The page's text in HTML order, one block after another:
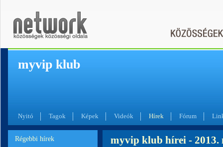
myvip klub
Nyitó Tagok Képek Videók Hírek Fórum
Régebbi hírek myvip klub hírei - 2013.